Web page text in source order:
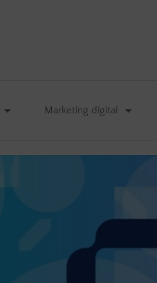
Marketing digital